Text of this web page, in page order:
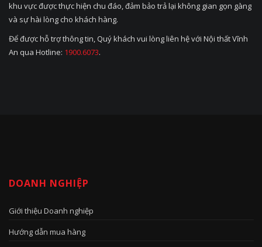
khu vực được thực hiện chu đáo, đảm bảo trả lại không gian gọn gàng
và sự hài lòng cho khách hàng.
Để được hỗ trợ thông tin, Quý khách vui lòng liên hệ với Nội thất Vĩnh
An qua Hotline: 1900.6073.
DOANH NGHIỆP
Giới thiệu Doanh nghiệp
Hướng dẫn mua hàng